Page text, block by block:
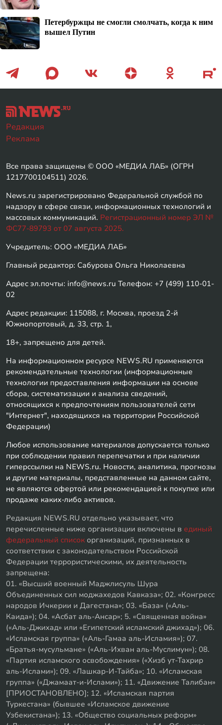
Петербуржцы не смогли смолчать, когда к ним
вышел Путин
Редакция
Реклама
Все права защищены © ООО «МЕДИА ЛАБ» (ОГРН
1217700104511) 2026.
News.ru зарегистрировано Федеральной службой по
надзору в сфере связи, информационных технологий и
массовых коммуникаций. Регистрационный номер ЭЛ №
ФС77-89793 от 07 августа 2025.
Учредитель: ООО «МЕДИА ЛАБ»
Главный редактор: Сабурова Ольга Николаевна
Адрес эл.почты: info@news.ru Телефон: +7 (499) 110-01-
02
Адрес редакции: 115088, г. Москва, проезд 2-й
Южнопортовый, д. 33, стр. 1,
18+, запрещено для детей.
На информационном ресурсе NEWS.RU применяются
рекомендательные технологии (информационные
технологии предоставления информации на основе
сбора, систематизации и анализа сведений,
относящихся к предпочтениям пользователей сети
"Интернет", находящихся на территории Российской
Федерации)
Любое использование материалов допускается только
при соблюдении правил перепечатки и при наличии
гиперссылки на NEWS.ru. Новости, аналитика, прогнозы
и другие материалы, представленные на данном сайте,
не являются офертой или рекомендацией к покупке или
продаже каких-либо активов.
Редакция NEWS.RU отдельно указывает, что
перечисленные ниже организации включены в единый
федеральный список организаций, признанных в
соответствии с законодательством Российской
Федерации террористическими, их деятельность
запрещена:
01. «Высший военный Маджлисуль Шура
Объединенных сил моджахедов Кавказа»; 02. «Конгресс
народов Ичкерии и Дагестана»; 03. «База» («Аль-
Каида»); 04. «Асбат аль-Ансар»; 5. «Священная война»
(«Аль-Джихад» или «Египетский исламский джихад»); 06.
«Исламская группа» («Аль-Гамаа аль-Исламия»); 07.
«Братья-мусульмане» («Аль-Ихван аль-Муслимун»); 08.
«Партия исламского освобождения» («Хизб ут-Тахрир
аль-Ислами»); 09. «Лашкар-И-Тайба»; 10. «Исламская
группа» («Джамаат-и-Ислами»); 11. «Движение Талибан»
[ПРИОСТАНОВЛЕНО]; 12. «Исламская партия
Туркестана» (бывшее «Исламское движение
Узбекистана»); 13. «Общество социальных реформ»